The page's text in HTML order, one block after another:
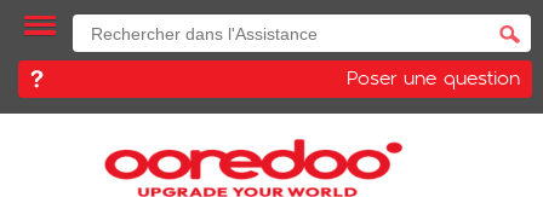
Poser une question